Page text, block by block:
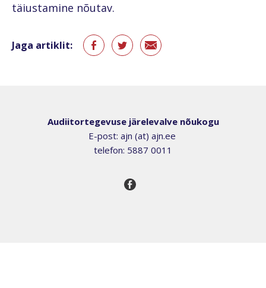
täiustamine nõutav.
Jaga artiklit:
Audiitortegevuse järelevalve nõukogu
E-post: ajn (at) ajn.ee
telefon: 5887 0011